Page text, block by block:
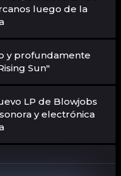
luego de la
y profundamente
Sun"
LP de Blowjobs
y electrónica